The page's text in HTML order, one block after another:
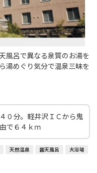
風呂で異なる泉質のお湯を
湯めぐり気分で温泉三昧を
０分。軽井沢ＩＣから鬼
で６４ｋｍ
天然温泉 露天風呂 大浴場